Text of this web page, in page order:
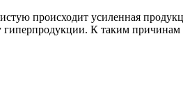
происходит усиленная
гиперпродукции. К таким причинам